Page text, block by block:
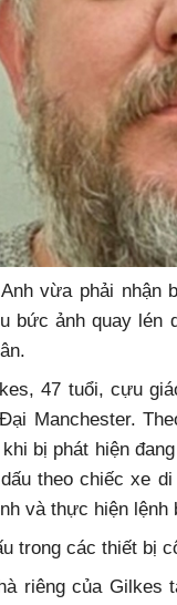
vừa phải nhận
bức ảnh quay
47 tuổi, cựu
Manchester.
bị phát hiện
theo chiếc xe
và thực hiện
trong các thiết bị
riêng của